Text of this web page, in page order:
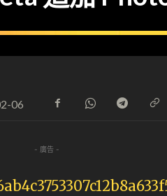
06
- 廣告 -